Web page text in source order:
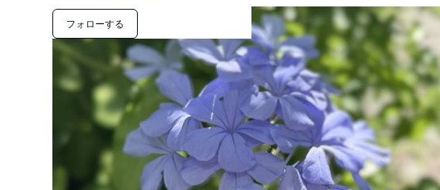
フォローする